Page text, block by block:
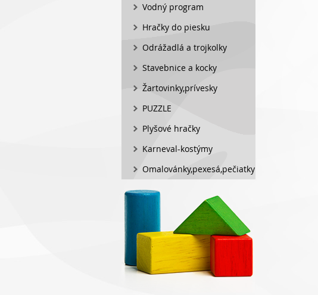
Vodný program
Hračky do piesku
Odrážadlá a trojkolky
Stavebnice a kocky
Žartovinky,prívesky
PUZZLE
Plyšové hračky
Karneval-kostýmy
Omalovánky,pexesá,pečiatky